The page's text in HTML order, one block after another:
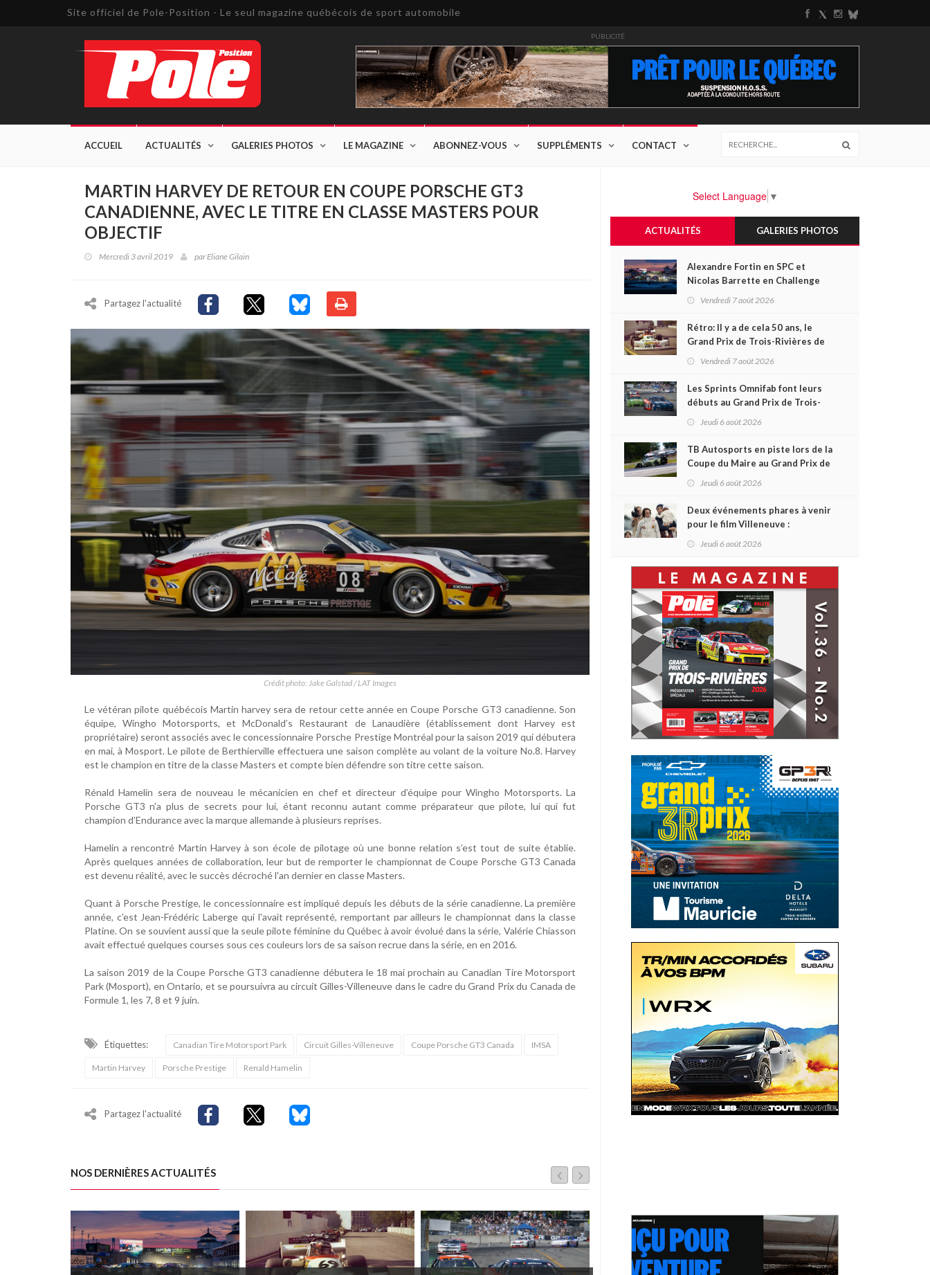
Site officiel de Pole-Position - Le seul magazine québécois de sport automobile
PUBLICITÉ
ACCUEIL ACTUALITÉS GALERIES PHOTOS LE MAGAZINE ABONNEZ-VOUS SUPPLÉMENTS CONTACT
MARTIN HARVEY DE RETOUR EN COUPE PORSCHE GT3
CANADIENNE, AVEC LE TITRE EN CLASSE MASTERS POUR
OBJECTIF
Mercredi 3 avril 2019 parEliane Gilain
Partagez l'actualité
Crédit photo: Jake Galstad / LAT Images
Le vétéran pilote québécois Martin harvey sera de retour cette année en Coupe Porsche GT3 canadienne. Son
équipe, Wingho Motorsports, et McDonald’s Restaurant de Lanaudière (établissement dont Harvey est
propriétaire) seront associés avec le concessionnaire Porsche Prestige Montréal pour la saison 2019 qui débutera
en mai, à Mosport. Le pilote de Berthierville effectuera une saison complète au volant de la voiture No.8. Harvey
est le champion en titre de la classe Masters et compte bien défendre son titre cette saison.
Rénald Hamelin sera de nouveau le mécanicien en chef et directeur d’équipe pour Wingho Motorsports. La
Porsche GT3 n’a plus de secrets pour lui, étant reconnu autant comme préparateur que pilote, lui qui fut
champion d’Endurance avec la marque allemande à plusieurs reprises.
Hamelin a rencontré Martin Harvey à son école de pilotage où une bonne relation s’est tout de suite établie.
Après quelques années de collaboration, leur but de remporter le championnat de Coupe Porsche GT3 Canada
est devenu réalité, avec le succès décroché l'an dernier en classe Masters.
Quant à Porsche Prestige, le concessionnaire est impliqué depuis les débuts de la série canadienne. La première
année, c’est Jean-Frédéric Laberge qui l'avait représenté, remportant par ailleurs le championnat dans la classe
Platine. On se souvient aussi que la seule pilote féminine du Québec à avoir évolué dans la série, Valérie Chiasson
avait effectué quelques courses sous ces couleurs lors de sa saison recrue dans la série, en en 2016.
La saison 2019 de la Coupe Porsche GT3 canadienne débutera le 18 mai prochain au Canadian Tire Motorsport
Park (Mosport), en Ontario, et se poursuivra au circuit Gilles-Villeneuve dans le cadre du Grand Prix du Canada de
Formule 1, les 7, 8 et 9 juin.
Étiquettes: Canadian Tire Motorsport Park Circuit Gilles-Villeneuve Coupe Porsche GT3 Canada IMSA
Martin Harvey Porsche Prestige Renald Hamelin
Partagez l'actualité
NOS DERNIÈRES ACTUALITÉS
Select Language ▼
ACTUALITÉS GALERIES PHOTOS
Alexandre Fortin en SPC et
Nicolas Barrette en Challenge
Canada héros des premières
Vendredi 7 août 2026
Rétro: Il y a de cela 50 ans, le
Grand Prix de Trois-Rivières de
1976
Vendredi 7 août 2026
Les Sprints Omnifab font leurs
débuts au Grand Prix de Trois-
Rivières avec un format inspiré
Jeudi 6 août 2026
TB Autosports en piste lors de la
Coupe du Maire au Grand Prix de
Trois-Rivières
Jeudi 6 août 2026
Deux événements phares à venir
pour le film Villeneuve :
L'ascension d'une légende (+
Jeudi 6 août 2026